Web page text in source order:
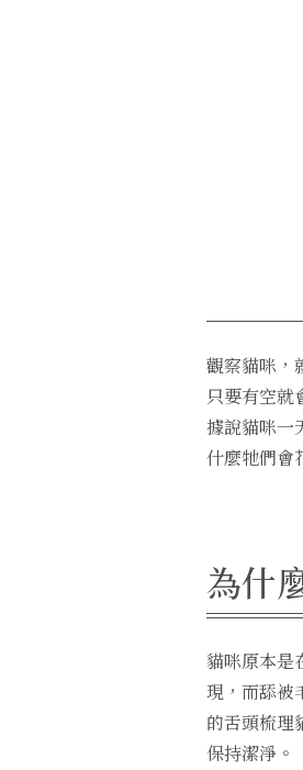
觀察貓咪，
只要有空就
據說貓咪一
什麼牠們會
為什
貓咪原本是
現，而舔被
的舌頭梳理
保持潔淨。